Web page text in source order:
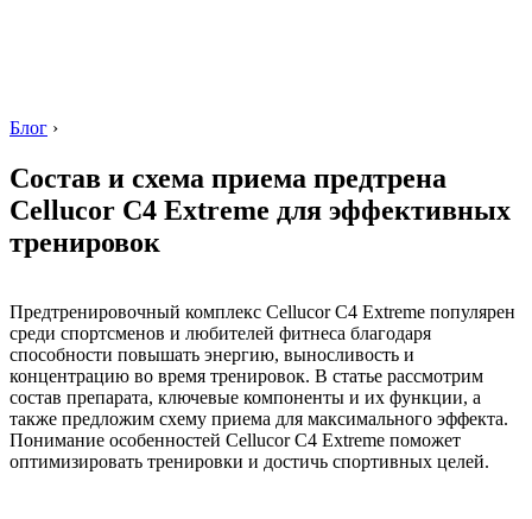
Блог ›
Состав и схема приема предтрена
Cellucor C4 Extreme для эффективных
тренировок
Предтренировочный комплекс Cellucor C4 Extreme популярен
среди спортсменов и любителей фитнеса благодаря
способности повышать энергию, выносливость и
концентрацию во время тренировок. В статье рассмотрим
состав препарата, ключевые компоненты и их функции, а
также предложим схему приема для максимального эффекта.
Понимание особенностей Cellucor C4 Extreme поможет
оптимизировать тренировки и достичь спортивных целей.